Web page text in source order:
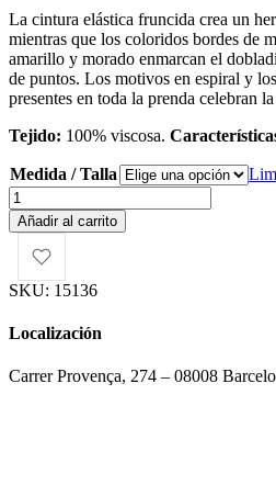
La cintura elástica fruncida crea un
mientras que los coloridos bordes de
amarillo y morado enmarcan el
de puntos. Los motivos en espiral y
presentes en toda la prenda celebran
Tejido: 100% viscosa.
Medida / Talla
Falda
Vanessa
cantidad
Añadir al carrito
SKU: 15136
Localización
Carrer Provença, 274 – 08008